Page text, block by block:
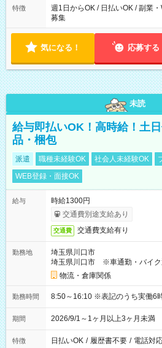
特徴
週1日からOK / 日払いOK / 副業
募集
気になる！ 応募する
未読
給与即払いOK！高時給！土
品・梱包
派遣 職種未経験OK 社会人未経験OK
WEB登録・面接OK
給与
時給1300円
交通費別途支給あり
交通費 交通費支給有り
勤務地
埼玉県川口市
埼玉県川口市 ※車通勤・バイク
物流・倉庫関係
勤務時間 8:50～16:10 ※表記のうち実
期間 2026/9/1～1ヶ月以上3ヶ月未満
特徴 日払いOK / 履歴書不要 / 電話対